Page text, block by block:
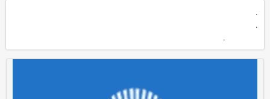
.
.
.